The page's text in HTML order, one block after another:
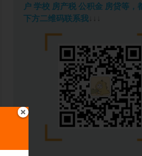
户 学校 房产税 公积金 房贷等，
下方二维码联系我